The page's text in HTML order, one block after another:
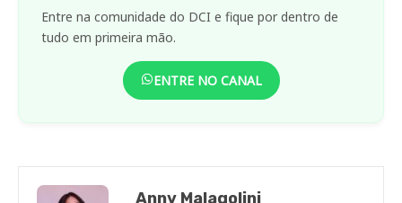
Entre na comunidade do DCI e fique por dentro de
tudo em primeira mão.
ENTRE NO CANAL
Anny Malagolini